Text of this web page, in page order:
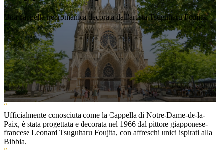
Una cappella neoromanica decorata dall'artista Tsuguharu Foujita.
“
Ufficialmente conosciuta come la Cappella di Notre-Dame-de-la-
Paix, è stata progettata e decorata nel 1966 dal pittore giapponese-
francese Leonard Tsuguharu Foujita, con affreschi unici ispirati alla
Bibbia.
”